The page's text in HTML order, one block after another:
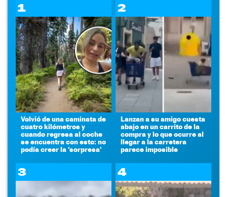
1
Volvió de una caminata de
cuatro kilómetros y
cuando regresa al coche
se encuentra con esto: no
podía creer la 'sorpresa'
2
Lanzan a su amigo cuesta
abajo en un carrito de la
compra y lo que ocurre al
llegar a la carretera
parece imposible
3 4